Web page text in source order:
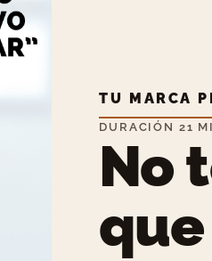
TU MARCA
DURACIÓN 21
No